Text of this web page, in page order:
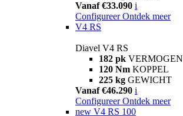
Vanaf €33.090 i
Configureer Ontdek meer
V4 RS
Diavel V4 RS
182 pk VERMOGEN
120 Nm KOPPEL
225 kg GEWICHT
Vanaf €46.290 i
Configureer Ontdek meer
new V4 RS 100